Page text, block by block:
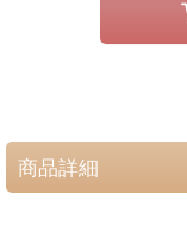
商品詳細